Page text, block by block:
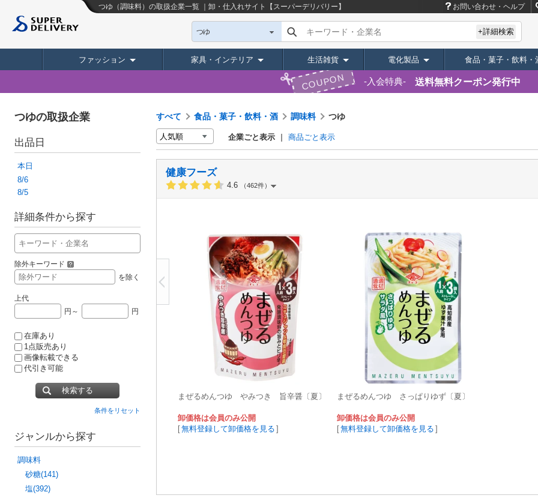
つゆ（調味料）の取扱企業一覧 ｜卸・仕入れサイト【スーパーデリバリー】 お問い合わせ・ヘルプ
つゆ キーワード・企業名 +詳細検索
ファッション 家具・インテリア 生活雑貨 電化製品 食品・菓子・飲料・
COUPON 入会特典 送料無料クーポン発行中
つゆの取扱企業
出品日
本日
8/6
8/5
詳細条件から探す
除外キーワード
を除く
上代
円～
円
在庫あり
1点販売あり
画像転載できる
代引き可能
検索する
条件をリセット
ジャンルから探す
調味料
砂糖(141)
塩(392)
すべて 食品・菓子・飲料・酒 調味料 つゆ
企業ごと表示 商品ごと表示
健康フーズ
4.6 （462件）
まぜるめんつゆ やみつき 旨辛醤〔夏〕
卸価格は会員のみ公開
[無料登録して卸価格を見る ]
まぜるめんつゆ さっぱりゆず〔夏〕
卸価格は会員のみ公開
[無料登録して卸価格を見る ]